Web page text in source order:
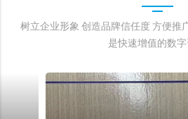
树立企业形象 创造品牌信任度 方便推
是快速增值的数